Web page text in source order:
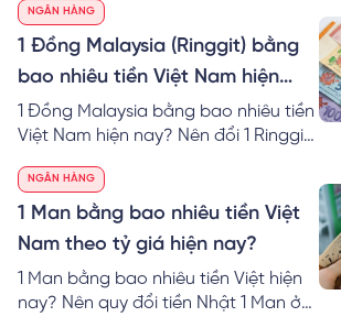
RedBag khám phá ngay cách rút
tiền từ tài khoản thoại về thẻ ngân
hàng chi tiết.
NGÂN HÀNG
1 Đồng Malaysia (Ringgit) bằng
bao nhiêu tiền Việt Nam hiện
nay?
1 Đồng Malaysia bằng bao nhiêu tiền
Việt Nam hiện nay? Nên đổi 1 Ringgit
Malaysia bằng bao nhiêu tiền Việt tại
40 ngân hàng.
NGÂN HÀNG
1 Man bằng bao nhiêu tiền Việt
Nam theo tỷ giá hiện nay?
1 Man bằng bao nhiêu tiền Việt hiện
nay? Nên quy đổi tiền Nhật 1 Man ở